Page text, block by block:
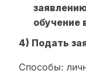
обучение
4) Подать
Способы: